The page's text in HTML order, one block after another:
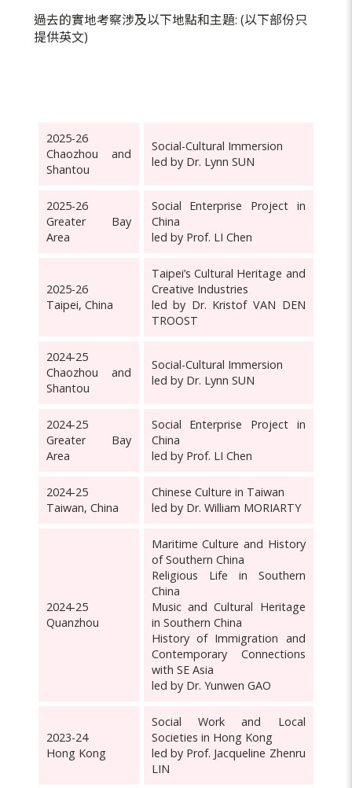
過去的實地考察涉及以下地點和主題: (以下部份只
提供英文)
2025-26
Chaozhou and
Shantou
Social-Cultural Immersion
led by Dr. Lynn SUN
2025-26
Greater Bay
Area
Social Enterprise Project in
China
led by Prof. LI Chen
2025-26
Taipei, China
Taipei’s Cultural Heritage and
Creative Industries
led by Dr. Kristof VAN DEN
TROOST
2024-25
Chaozhou and
Shantou
Social-Cultural Immersion
led by Dr. Lynn SUN
2024-25
Greater Bay
Area
Social Enterprise Project in
China
led by Prof. LI Chen
2024-25
Taiwan, China
Chinese Culture in Taiwan
led by Dr. William MORIARTY
2024-25
Quanzhou
Maritime Culture and History
of Southern China
Religious Life in Southern
China
Music and Cultural Heritage
in Southern China
History of Immigration and
Contemporary Connections
with SE Asia
led by Dr. Yunwen GAO
2023-24
Hong Kong
Social Work and Local
Societies in Hong Kong
led by Prof. Jacqueline Zhenru
LIN